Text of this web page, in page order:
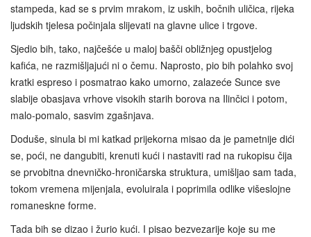
stampeda, kad se s prvim mrakom, iz uskih, bočnih uličica, rijeka
ljudskih tjelesa počinjala slijevati na glavne ulice i trgove.
Sjedio bih, tako, najčešće u maloj bašči obližnjeg opustjelog
kafića, ne razmišljajući ni o čemu. Naprosto, pio bih polahko svoj
kratki espreso i posmatrao kako umorno, zalazeće Sunce sve
slabije obasjava vrhove visokih starih borova na Ilinčici i potom,
malo-pomalo, sasvim zgašnjava.
Doduše, sinula bi mi katkad prijekorna misao da je pametnije dići
se, poći, ne dangubiti, krenuti kući i nastaviti rad na rukopisu čija
se prvobitna dnevničko-hroničarska struktura, umišljao sam tada,
tokom vremena mijenjala, evoluirala i poprimila odlike višeslojne
romaneskne forme.
Tada bih se dizao i žurio kući. I pisao bezvezarije koje su me